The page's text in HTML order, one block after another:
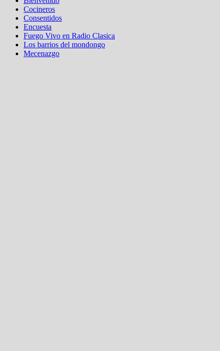
Cocineros
Consentidos
Encuesta
Fuego Vivo en Radio Clasica
Los barrios del mondongo
Mecenazgo